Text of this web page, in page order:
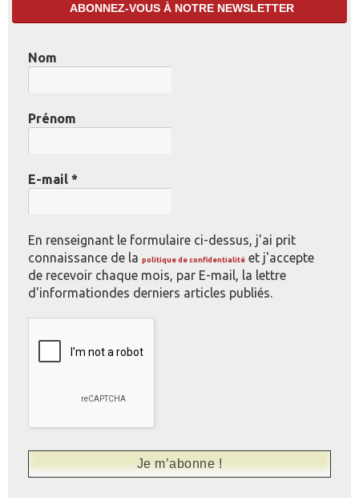
ABONNEZ-VOUS À NOTRE NEWSLETTER
Nom
Prénom
E-mail *
En renseignant le formulaire ci-dessus, j'ai prit
connaissance de la politique de confidentialité et j'accepte
de recevoir chaque mois, par E-mail, la lettre
d'informationdes derniers articles publiés.